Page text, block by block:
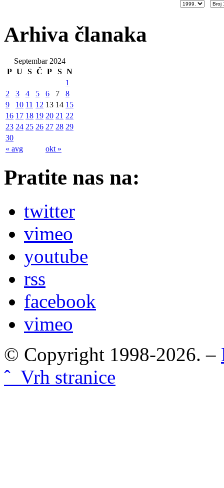
Arhiva članaka
Septembar 2024
P U S Č P S N
« avg okt »
1
2
3 4 5 6 7
8
9
10 11 12 13 14 15
16 17 18 19 20 21 22
23 24 25 26 27 28 29
30
Pratite nas na:
twitter
vimeo
youtube
rss
facebook
vimeo
© Copyright 1998-2026. –
ˆ Vrh stranice